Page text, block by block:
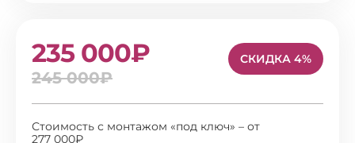
235 000₽
245 000₽
СКИДКА 4%
Стоимость с монтажом «под ключ» – от
277 000₽